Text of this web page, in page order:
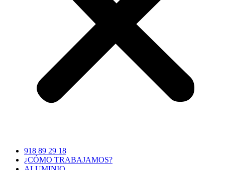
918 89 29 18
¿CÓMO TRABAJAMOS?